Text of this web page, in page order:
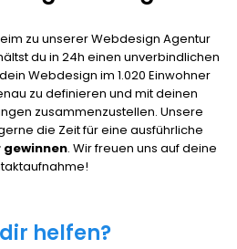
zu unserer Webdesign Agentur
du in 24h einen unverbindlichen
Webdesign im 1.020 Einwohner
zu definieren und mit deinen
zusammenzustellen. Unsere
die Zeit für eine ausführliche
gewinnen. Wir freuen uns auf deine
helfen?